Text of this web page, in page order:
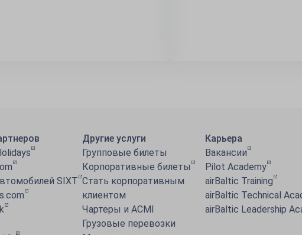
SIXT
Другие услуги
Групповые билеты
Корпоративные билеты
Стать корпоративным
клиентом
Чартеры и ACMI
Грузовые перевозки
Карьера
Вакансии
Pilot Academy
airBaltic Training
airBaltic Technical
airBaltic Leadership